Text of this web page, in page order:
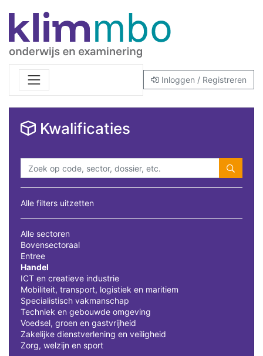
Inloggen / Registreren
Kwalificaties
Alle filters uitzetten
Alle sectoren
Bovensectoraal
Entree
Handel
ICT en creatieve industrie
Mobiliteit, transport, logistiek en maritiem
Specialistisch vakmanschap
Techniek en gebouwde omgeving
Voedsel, groen en gastvrijheid
Zakelijke dienstverlening en veiligheid
Zorg, welzijn en sport